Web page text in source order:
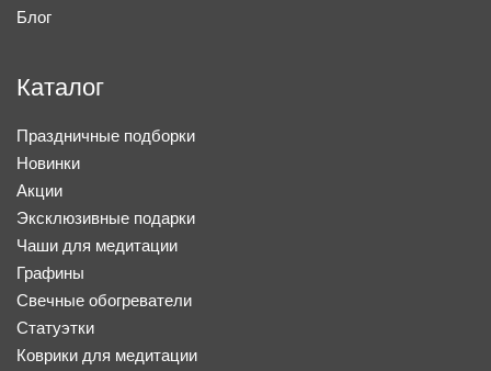
Блог
Каталог
Праздничные подборки
Новинки
Акции
Эксклюзивные подарки
Чаши для медитации
Графины
Свечные обогреватели
Статуэтки
Коврики для медитации